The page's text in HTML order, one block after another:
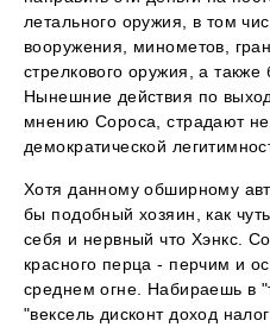
летального оружия, в том
вооружения, минометов,
стрелкового оружия, а
Нынешние действия по
мнению Сороса, страдают
демократической
Хотя данному обширному
бы подобный хозяин, как
себя и нервный что Хэнкс.
красного перца - перчим и
среднем огне. Набираешь в
"вексель дисконт доход